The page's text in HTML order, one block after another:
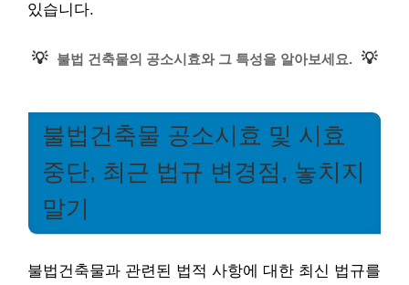
있습니다.
💡 불법 건축물의 공소시효와 그 특성을 알아보세요. 💡
불법건축물 공소시효 및 시효
중단, 최근 법규 변경점, 놓치지
말기
불법건축물과 관련된 법적 사항에 대한 최신 법규를